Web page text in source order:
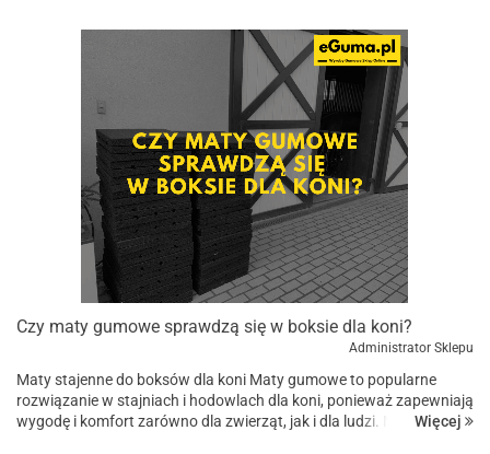
Czy maty gumowe sprawdzą się w boksie dla koni?
Administrator Sklepu
Maty stajenne do boksów dla koni Maty gumowe to popularne
rozwiązanie w stajniach i hodowlach dla koni, ponieważ zapewniają
wygodę i komfort zarówno dla zwierząt, jak i dla ludzi. MatyWięcej